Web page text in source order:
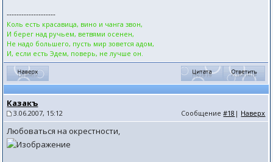
--------------------
Коль есть красавица, вино и чанга звон,
И берег над ручьем, ветвями осенен,
Не надо большего, пусть мир зовется адом,
И, если есть Эдем, поверь, не лучше он.
Казакъ
3.06.2007, 15:12 Сообщение#18 | Наверх
Любоваться на окрестности,